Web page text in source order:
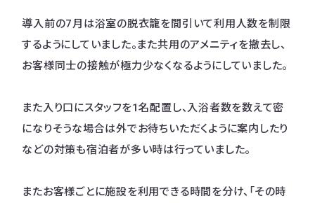
導入前の7月は浴室の脱衣籠を間引いて利用人数を制限
するようにしていました。また共用のアメニティを撤去し、
お客様同士の接触が極力少なくなるようにしていました。
また入り口にスタッフを1名配置し、入浴者数を数えて密
になりそうな場合は外でお待ちいただくように案内したり
などの対策も宿泊者が多い時は行っていました。
またお客様ごとに施設を利用できる時間を分け、「その時